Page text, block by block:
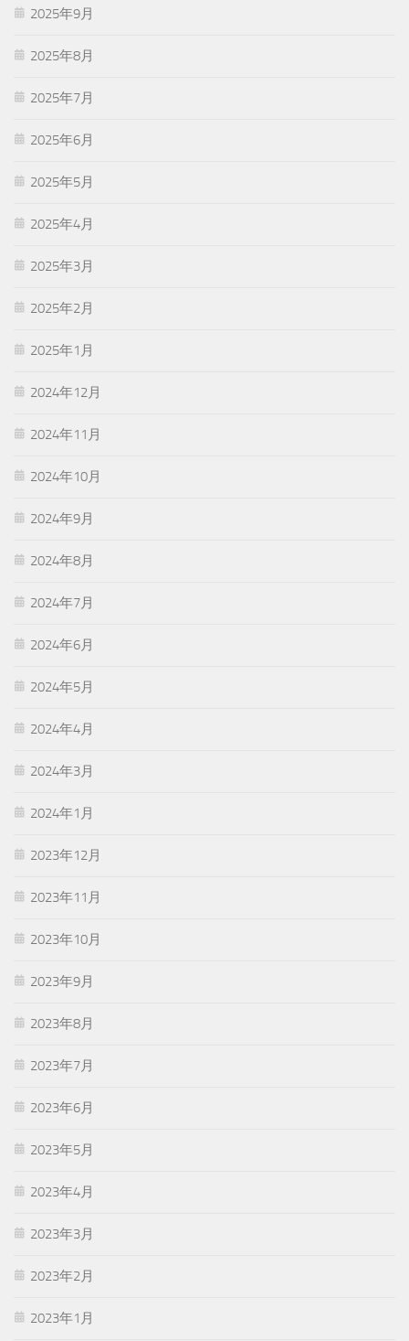
2025年9月
2025年8月
2025年7月
2025年6月
2025年5月
2025年4月
2025年3月
2025年2月
2025年1月
2024年12月
2024年11月
2024年10月
2024年9月
2024年8月
2024年7月
2024年6月
2024年5月
2024年4月
2024年3月
2024年1月
2023年12月
2023年11月
2023年10月
2023年9月
2023年8月
2023年7月
2023年6月
2023年5月
2023年4月
2023年3月
2023年2月
2023年1月